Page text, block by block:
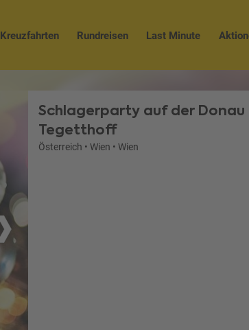
Kreuzfahrten Rundreisen Last Minute
Schlagerparty auf der Donau
Tegetthoff
Österreich • Wien • Wien